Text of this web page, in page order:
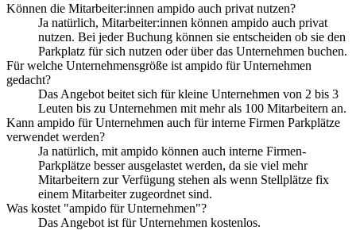
Können die Mitarbeiter:innen ampido auch privat nutzen?
Ja natürlich, Mitarbeiter:innen können ampido auch privat
nutzen. Bei jeder Buchung können sie entscheiden ob sie den
Parkplatz für sich nutzen oder über das Unternehmen buchen.
Für welche Unternehmensgröße ist ampido für Unternehmen
gedacht?
Das Angebot beitet sich für kleine Unternehmen von 2 bis 3
Leuten bis zu Unternehmen mit mehr als 100 Mitarbeitern an.
Kann ampido für Unternehmen auch für interne Firmen Parkplätze
verwendet werden?
Ja natürlich, mit ampido können auch interne Firmen-
Parkplätze besser ausgelastet werden, da sie viel mehr
Mitarbeitern zur Verfügung stehen als wenn Stellplätze fix
einem Mitarbeiter zugeordnet sind.
Was kostet "ampido für Unternehmen"?
Das Angebot ist für Unternehmen kostenlos.